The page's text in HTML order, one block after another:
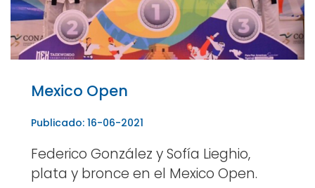
Mexico Open
Publicado: 16-06-2021
Federico González y Sofía Lieghio,
plata y bronce en el Mexico Open.